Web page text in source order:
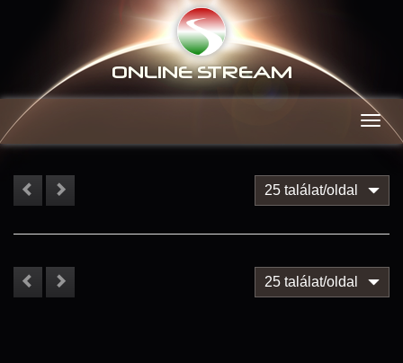
ONLINE STREAM
25 találat/oldal
25 találat/oldal